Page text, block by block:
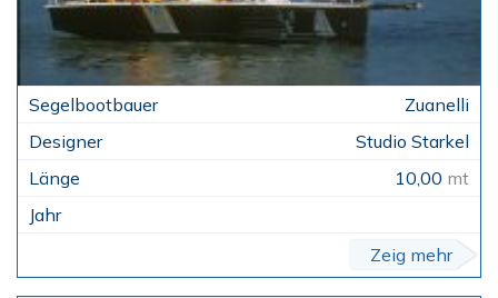
Zuanelli
Studio Starkel
10,00 mt
Zeig mehr